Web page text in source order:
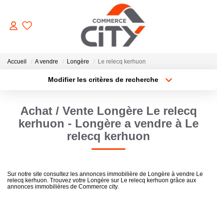
ACHETER
LOUER
ESTIMER
GERER
Accueil A vendre Longère Le relecq kerhuon
Modifier les critères de recherche
Sélectionnez...
Type de bien
Surface min
Achat / Vente Longère Le relecq
kerhuon - Longère a vendre à Le
relecq kerhuon
Sur notre site consultez les annonces immobilière de Longère à vendre Le
relecq kerhuon. Trouvez votre Longère sur Le relecq kerhuon grâce aux
annonces immobilières de Commerce city.